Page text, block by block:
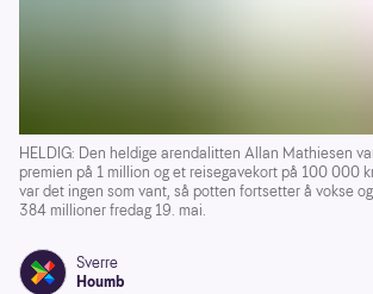
HELDIG: Den heldige arendalitten Allan Mathiesen
premien på 1 million og et reisegavekort på 100 000
var det ingen som vant, så potten fortsetter å vokse
384 millioner fredag 19. mai.
Sverre
Houmb